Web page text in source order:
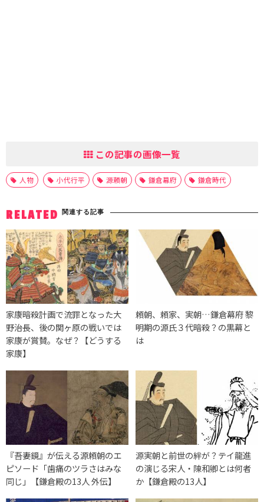
この記事の画像一覧
人物 小代行平 源頼朝 鎌倉幕府 鎌倉時代
RELATED 関連する記事
家康暗殺計画で流罪となった大
野治長、後の関ヶ原の戦いでは
家康が賞賛。なぜ？【どうする
家康】
頼朝、頼家、実朝…鎌倉幕府 黎
明期の源氏３代暗殺？の黒幕と
は
『吾妻鏡』が伝える源頼朝のエ
ピソード「歯痛のツラさはみな
同じ」【鎌倉殿の13人 外伝】
源実朝と前世の絆が？テイ龍進
の演じる宋人・陳和卿とは何者
か【鎌倉殿の13人】